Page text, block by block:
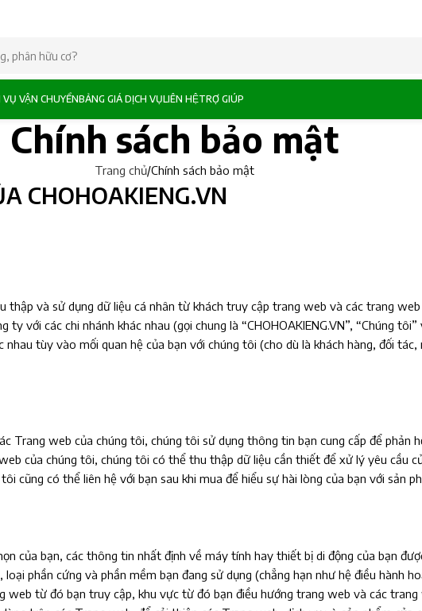
VỤ VẬN CHUYỂNBẢNG GIÁ DỊCH VỤLIÊN HỆTRỢ GIÚP
Chính sách bảo mật
Trang chủ Chính sách bảo mật
CHOHOAKIENG.VN
thập và sử dụng dữ liệu cá nhân từ khách truy cập trang web và các trang
với các chi nhánh khác nhau (gọi chung là “CHOHOAKIENG.VN”, “Chúng tôi”
nhau tùy vào mối quan hệ của bạn với chúng tôi (cho dù là khách hàng, đối tác,
Trang web của chúng tôi, chúng tôi sử dụng thông tin bạn cung cấp để phản
của chúng tôi, chúng tôi có thể thu thập dữ liệu cần thiết để xử lý yêu cầu
cũng có thể liên hệ với bạn sau khi mua để hiểu sự hài lòng của bạn với sản
của bạn, các thông tin nhất định về máy tính hay thiết bị di động của bạn
phần cứng và phần mềm bạn đang sử dụng (chẳng hạn như hệ điều hành
từ đó bạn truy cập, khu vực từ đó bạn điều hướng trang web và các trang